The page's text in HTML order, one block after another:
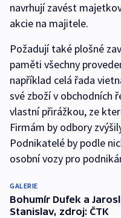
navrhují zavést
akcie na majitele.
Požadují také plošné
paměti všechny
například celá řada
své zboží v obchodních
vlastní přirážkou, ze
Firmám by odbory
Podnikatelé by podle
osobní vozy pro
GALERIE
Bohumír Dufek a
Stanislav, zdroj: ČTK